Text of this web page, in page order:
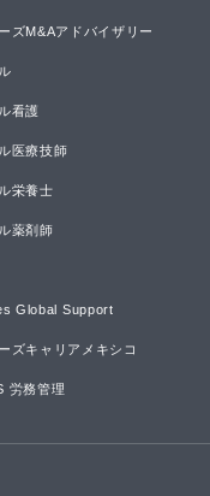
ズM&Aアドバイザリー
看護
医療技師
栄養士
薬剤師
Global Support
ズキャリアメキシコ
労務管理